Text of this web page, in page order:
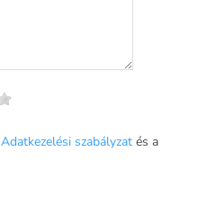
Adatkezelési szabályzatés a